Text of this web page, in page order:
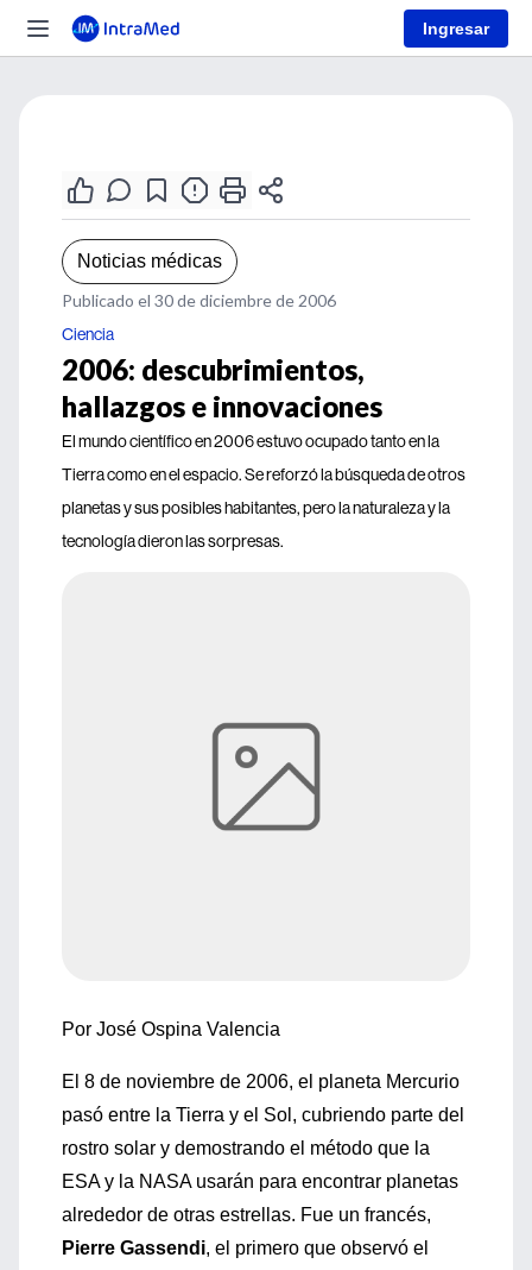
Ingresar
Noticias médicas
Publicado el 30 de diciembre de 2006
Ciencia
2006: descubrimientos,
hallazgos e innovaciones
El mundo científico en 2006 estuvo ocupado tanto en la
Tierra como en el espacio. Se reforzó la búsqueda de otros
planetas y sus posibles habitantes, pero la naturaleza y la
tecnología dieron las sorpresas.
Por José Ospina Valencia
El 8 de noviembre de 2006, el planeta Mercurio
pasó entre la Tierra y el Sol, cubriendo parte del
rostro solar y demostrando el método que la
ESA y la NASA usarán para encontrar planetas
alrededor de otras estrellas. Fue un francés,
Pierre Gassendi, el primero que observó el